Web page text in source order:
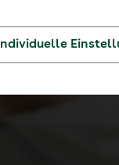
Individuelle